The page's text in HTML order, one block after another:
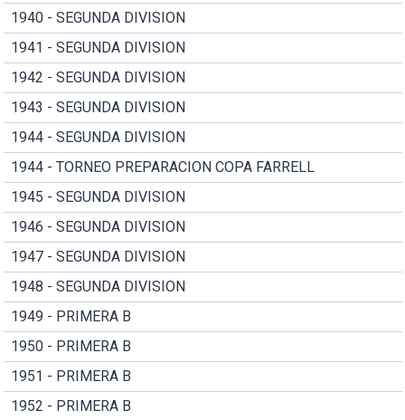
1940 - SEGUNDA DIVISION
1941 - SEGUNDA DIVISION
1942 - SEGUNDA DIVISION
1943 - SEGUNDA DIVISION
1944 - SEGUNDA DIVISION
1944 - TORNEO PREPARACION COPA FARRELL
1945 - SEGUNDA DIVISION
1946 - SEGUNDA DIVISION
1947 - SEGUNDA DIVISION
1948 - SEGUNDA DIVISION
1949 - PRIMERA B
1950 - PRIMERA B
1951 - PRIMERA B
1952 - PRIMERA B